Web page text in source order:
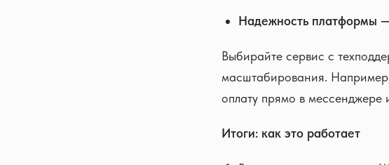
Надежность платформы
Выбирайте сервис с
масштабирования.
оплату прямо в мессенджере
Итоги: как это работает